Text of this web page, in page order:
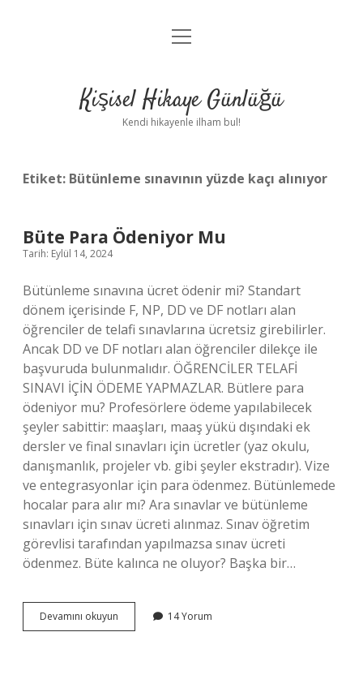
Anasayfa
Yasal Uyarı
menüyü
Kişisel Hikaye Günlüğü
Kendi hikayenle ilham bul!
Etiket: Bütünleme sınavının yüzde kaçı alınıyor
Büte Para Ödeniyor Mu
Tarih: Eylül 14, 2024
Bütünleme sınavına ücret ödenir mi? Standart
dönem içerisinde F, NP, DD ve DF notları alan
öğrenciler de telafi sınavlarına ücretsiz girebilirler.
Ancak DD ve DF notları alan öğrenciler dilekçe ile
başvuruda bulunmalıdır. ÖĞRENCİLER TELAFİ
SINAVI İÇİN ÖDEME YAPMAZLAR. Bütlere para
ödeniyor mu? Profesörlere ödeme yapılabilecek
şeyler sabittir: maaşları, maaş yükü dışındaki ek
dersler ve final sınavları için ücretler (yaz okulu,
danışmanlık, projeler vb. gibi şeyler ekstradır). Vize
ve entegrasyonlar için para ödenmez. Bütünlemede
hocalar para alır mı? Ara sınavlar ve bütünleme
sınavları için sınav ücreti alınmaz. Sınav öğretim
görevlisi tarafından yapılmazsa sınav ücreti
ödenmez. Büte kalınca ne oluyor? Başka bir…
Devamını okuyun
Para
14 Yorum